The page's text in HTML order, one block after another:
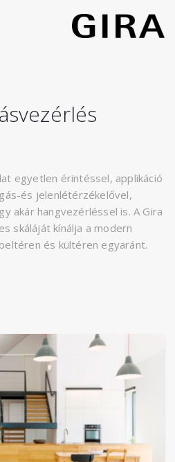
egyetlen érintéssel, applikáció
és jelenlétérzékelővel,
akár hangvezérléssel is. A Gira
skáláját kínálja a modern
és kültéren egyaránt.